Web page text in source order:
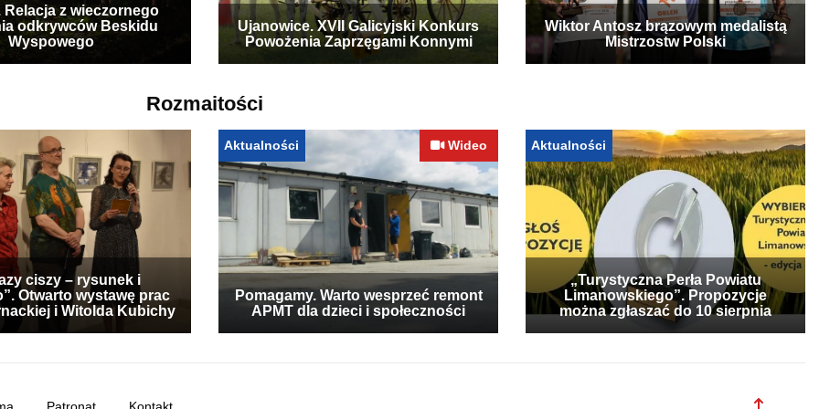
Relacja z wieczornego
odkrywców Beskidu
Wyspowego
Ujanowice. XVII Galicyjski Konkurs
Powożenia Zaprzęgami Konnymi
Wiktor Antosz brązowym medalistą
Mistrzostw Polski
Rozmaitości
ciszy – rysunek i
Otwarto wystawę prac
i Witolda Kubichy
Aktualności Wideo
Pomagamy. Warto wesprzeć remont
APMT dla dzieci i społeczności
Aktualności
„Turystyczna Perła Powiatu
Limanowskiego”. Propozycje
można zgłaszać do 10 sierpnia